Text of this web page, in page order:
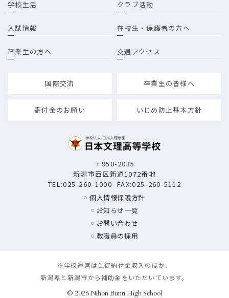
学校生活 クラブ活動
入試情報 在校生・保護者の方へ
卒業生の方へ 交通アクセス
国際交流 卒業生の皆様へ
寄付金のお願い いじめ防止基本方針
〒950-2035
新潟市西区新通1072番地
TEL:025-260-1000 FAX:025-260-5112
個人情報保護方針
お知らせ一覧
お問い合わせ
教職員の採用
※学校運営は生徒納付金収入のほか、
新潟県と新潟市から補助金をいただいています。
© 2026 Nihon Bunri High School